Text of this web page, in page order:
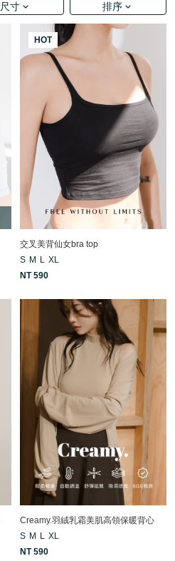
尺寸 排序
HOT
交叉美背仙女bra top
S M L XL
NT 590
Creamy.羽絨乳霜美肌高領保暖背心
S M L
XL
NT 590